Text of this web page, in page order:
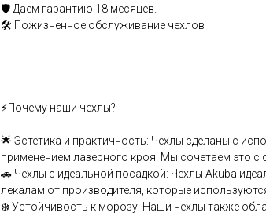
🛡️ Даем гарантию 18 месяцев.
🛠️ Пожизненное обслуживание чехлов
⚡Почему наши чехлы?
🌟 Эстетика и практичность: Чехлы сделаны с
применением лазерного кроя. Мы сочетаем это
🚗 Чехлы с идеальной посадкой: Чехлы Аkubа
лекалам от производителя, которые
❄️ Устойчивость к морозу: Наши чехлы также